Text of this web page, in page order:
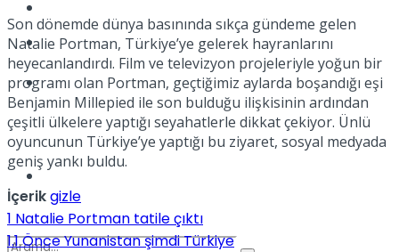
Kadınca
Dünya
Podcast
Son dönemde dünya basınında sıkça gündeme gelen
Natalie Portman, Türkiye’ye gelerek hayranlarını
heyecanlandırdı. Film ve televizyon projeleriyle yoğun bir
programı olan Portman, geçtiğimiz aylarda boşandığı eşi
Benjamin Millepied ile son bulduğu ilişkisinin ardından
çeşitli ülkelere yaptığı seyahatlerle dikkat çekiyor. Ünlü
oyuncunun Türkiye’ye yaptığı bu ziyaret, sosyal medyada
geniş yankı buldu.
İçerikgizle
1 Natalie Portman tatile çıktı
1.1Önce Yunanistan şimdi Türkiye